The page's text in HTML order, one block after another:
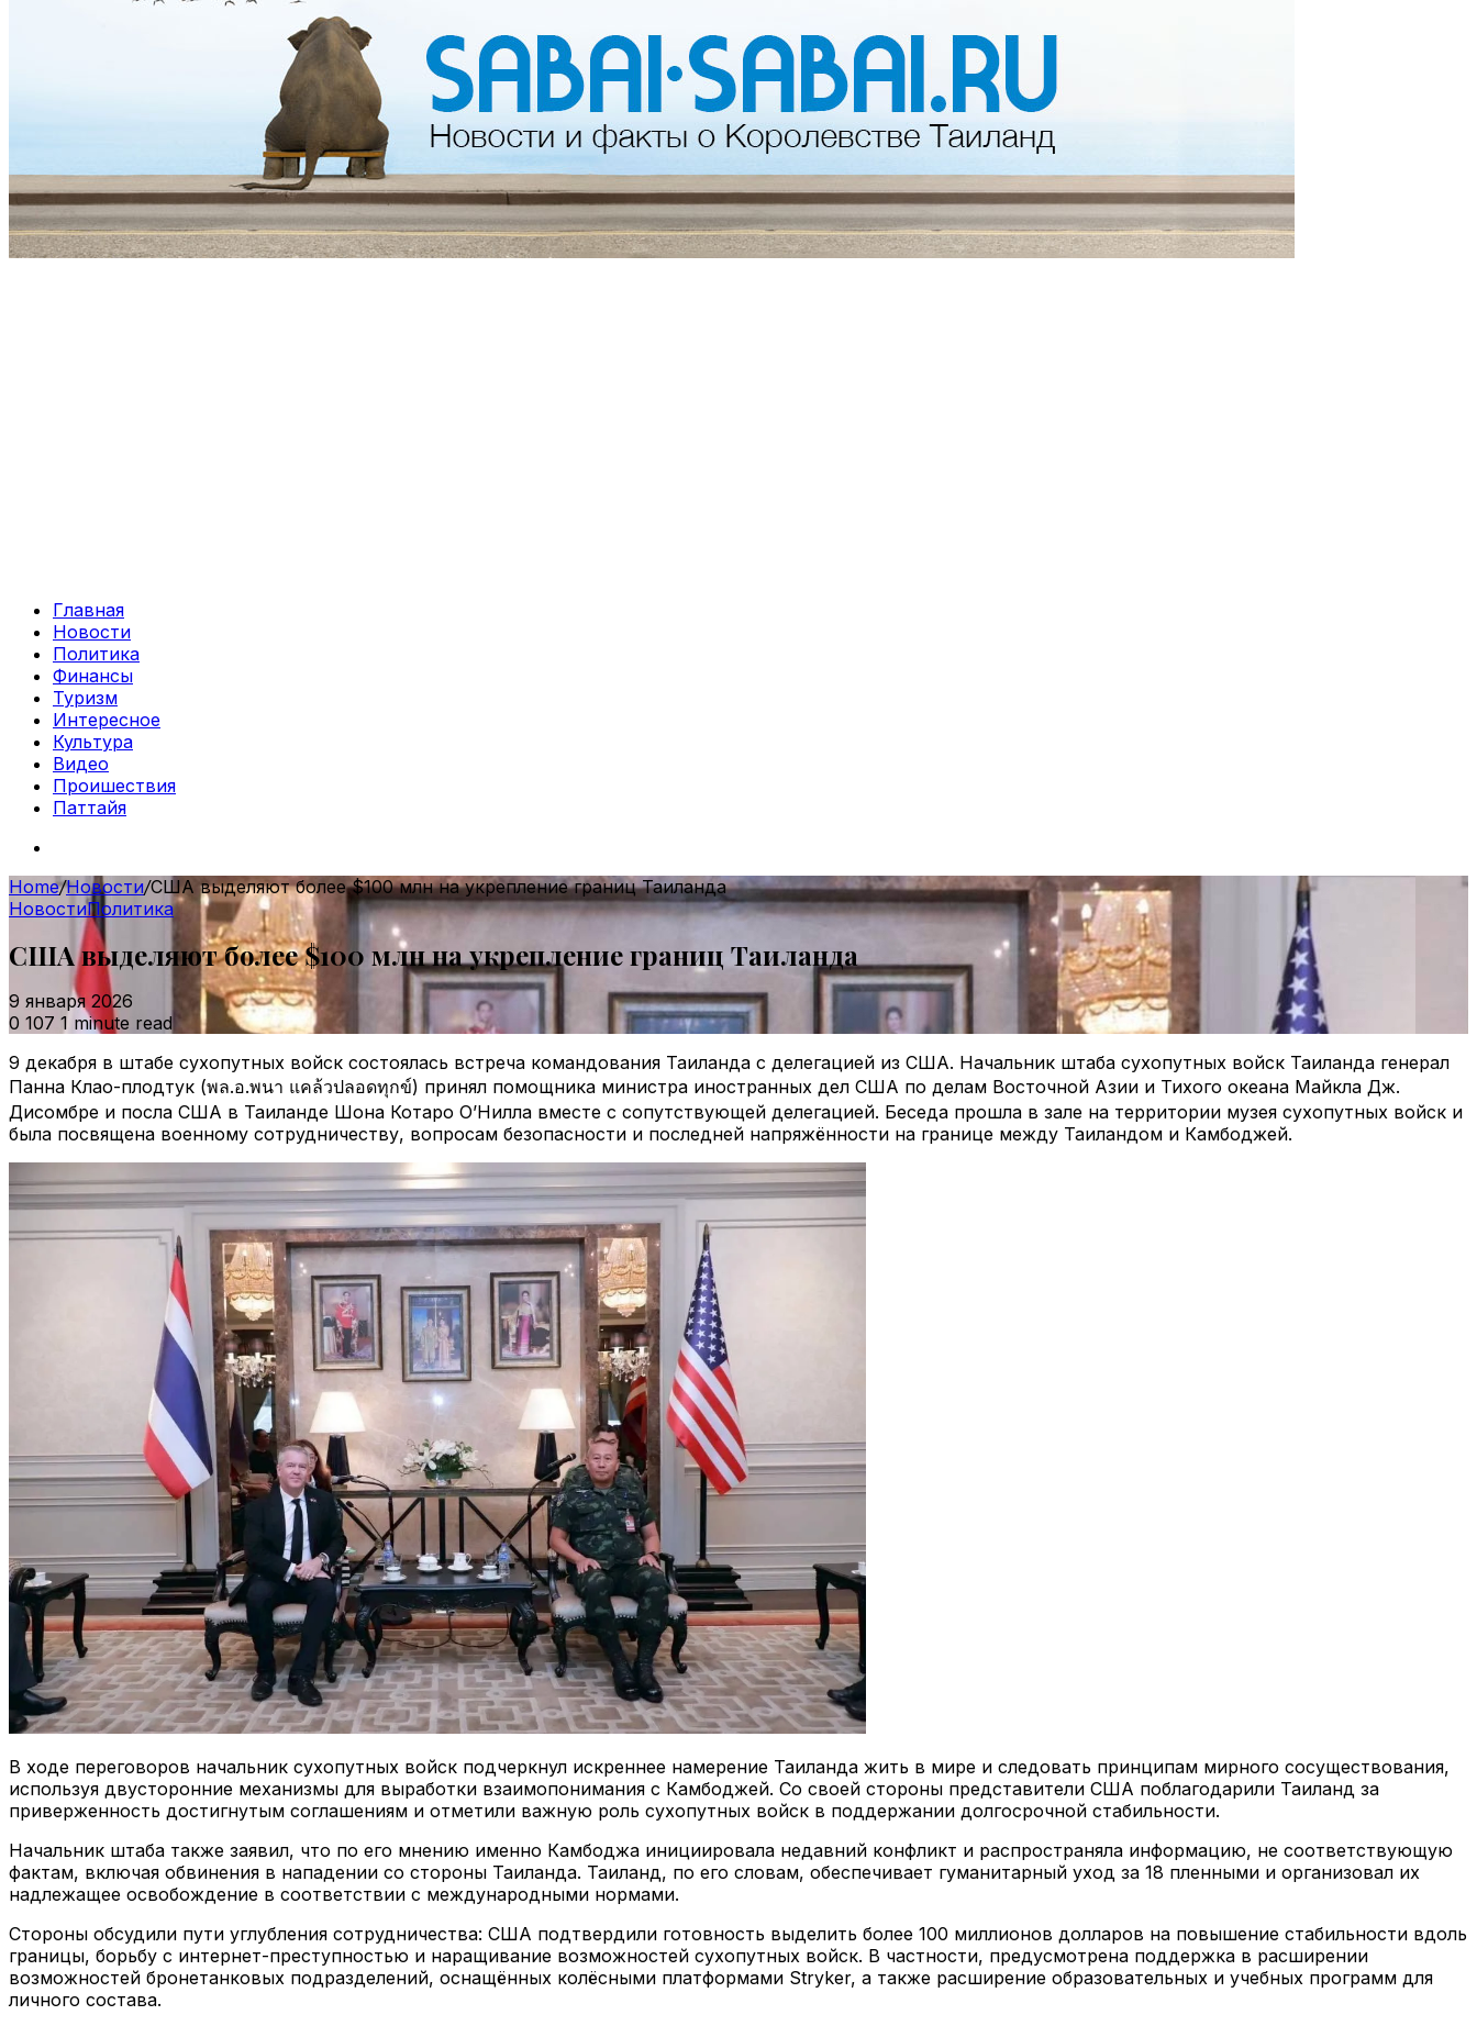
Главная
Новости
Политика
Финансы
Туризм
Интересное
Культура
Видео
Проишествия
Паттайя
Home/Новости/США выделяют более $100 млн на укрепление границ Таиланда
НовостиПолитика
США выделяют более $100 млн на укрепление границ Таиланда
9 января 2026
0 107 1 minute read
9 декабря в штабе сухопутных войск состоялась встреча командования Таиланда с делегацией из США. Начальник штаба сухопутных войск Таиланда генерал
Панна Клао-плодтук (พล.อ.พนา แคล้วปลอดทุกข์) принял помощника министра иностранных дел США по делам Восточной Азии и Тихого океана Майкла Дж.
Дисомбре и посла США в Таиланде Шона Котаро О’Нилла вместе с сопутствующей делегацией. Беседа прошла в зале на территории музея сухопутных войск и
была посвящена военному сотрудничеству, вопросам безопасности и последней напряжённости на границе между Таиландом и Камбоджей.
В ходе переговоров начальник сухопутных войск подчеркнул искреннее намерение Таиланда жить в мире и следовать принципам мирного сосуществования,
используя двусторонние механизмы для выработки взаимопонимания с Камбоджей. Со своей стороны представители США поблагодарили Таиланд за
приверженность достигнутым соглашениям и отметили важную роль сухопутных войск в поддержании долгосрочной стабильности.
Начальник штаба также заявил, что по его мнению именно Камбоджа инициировала недавний конфликт и распространяла информацию, не соответствующую
фактам, включая обвинения в нападении со стороны Таиланда. Таиланд, по его словам, обеспечивает гуманитарный уход за 18 пленными и организовал их
надлежащее освобождение в соответствии с международными нормами.
Стороны обсудили пути углубления сотрудничества: США подтвердили готовность выделить более 100 миллионов долларов на повышение стабильности вдоль
границы, борьбу с интернет-преступностью и наращивание возможностей сухопутных войск. В частности, предусмотрена поддержка в расширении
возможностей бронетанковых подразделений, оснащённых колёсными платформами Stryker, а также расширение образовательных и учебных программ для
личного состава.